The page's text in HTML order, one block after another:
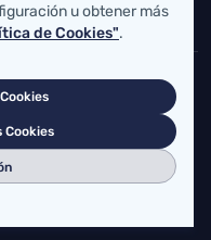
u obtener más
de Cookies".
Cookies